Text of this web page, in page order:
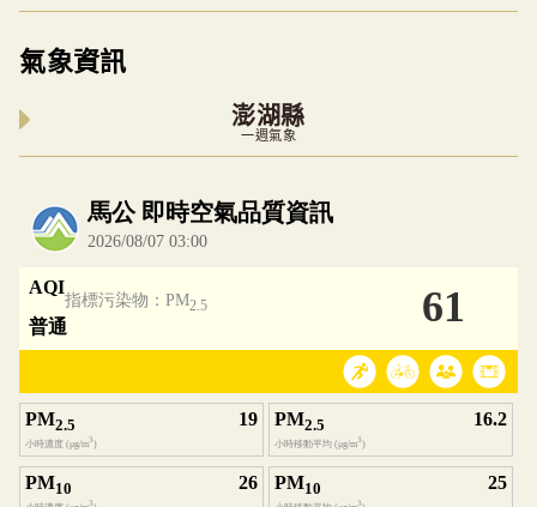
氣象資訊
澎湖縣
一週氣象
內嵌空氣品質小工具為視覺預覽，完整即時空